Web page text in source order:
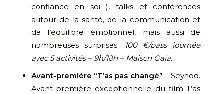
confiance en soi…), talks et conférences
autour de la santé, de la communication et
de l’équilibre émotionnel, mais aussi de
nombreuses surprises.
100 €/pass journée
avec 5 activités – 9h/18h – Maison Gaïa.
Avant-première “T’as pas changé” – Seynod.
Avant-première exceptionnelle du film T’as